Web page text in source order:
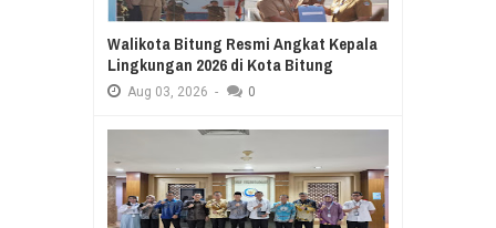
Walikota Bitung Resmi Angkat Kepala
Lingkungan 2026 di Kota Bitung
Aug 03, 2026 - 0